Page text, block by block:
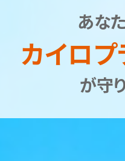
あな
カイロプ
が守り